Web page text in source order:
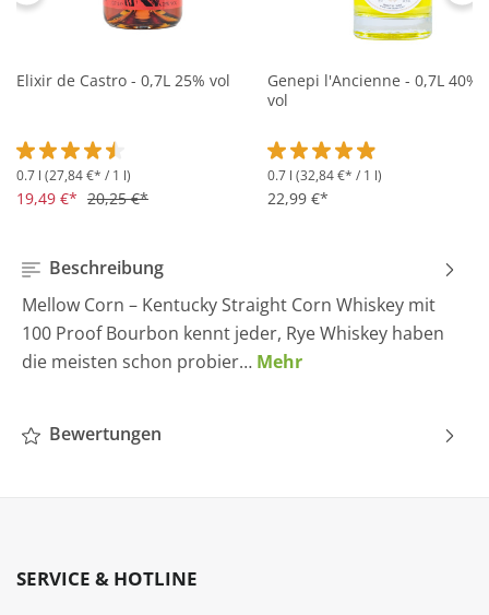
Elixir de Castro - 0,7L 25% vol
Durchschnittliche Bewertung von 4.5 von 5 Sternen
0.7 l (27,84 €* / 1 l)
19,49 €* 20,25 €*
Genepi l'Ancienne - 0,7L 40%
vol
Durchschnittliche
0.7 l (32,84 €* / 1 l)
22,99 €*
Beschreibung
Mellow Corn – Kentucky Straight Corn Whiskey mit
100 Proof Bourbon kennt jeder, Rye Whiskey haben
die meisten schon probier… Mehr
Bewertungen
SERVICE & HOTLINE